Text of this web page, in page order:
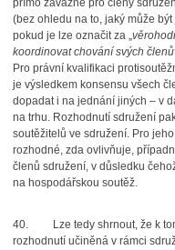
přímo závazné pro členy
(bez ohledu na to, jaký může
pokud je lze označit za „
koordinovat chování svých členů
Pro právní kvalifikaci
je výsledkem konsensu všech
dopadat i na jednání jiných – v
na trhu. Rozhodnutí sdružení
soutěžitelů ve sdružení. Pro
rozhodné, zda ovlivňuje,
členů sdružení, v důsledku
na hospodářskou soutěž.
40.
Lze tedy shrnout, že k
rozhodnutí učiněná v rámci